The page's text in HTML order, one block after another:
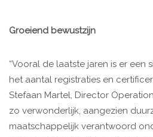
Groeiend bewustzijn
“Vooral de laatste jaren is er een
het aantal registraties en
Stefaan Martel, Director
zo verwonderlijk, aangezien
maatschappelijk verantwoord